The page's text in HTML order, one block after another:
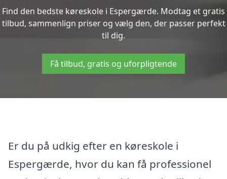
Find den bedste køreskole i Espergærde. Modtag et gratis
tilbud, sammenlign priser og vælg den, der passer perfekt
til dig.
Få tilbud, gratis og uforpligtende
Er du på udkig efter en køreskole i
Espergærde, hvor du kan få professionel